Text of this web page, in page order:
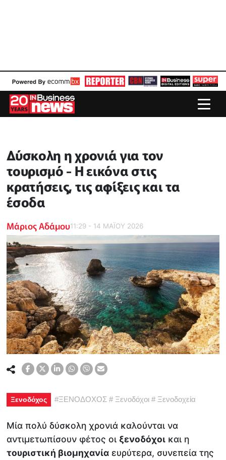
Δύσκολη η χρονιά για τον
τουρισμό - Η εικόνα στις
κρατήσεις, τις αφίξεις και τα
έσοδα
Μάριος Αδάμου11:29 - 14 ΜΑΪ́ΟΥ 2026
Ξενοδόχος #ΞΕΝΟΔΟΧΟΣ # Ξενοδόχοι # Ξενοδοχεία
Μία πολύ δύσκολη χρονιά καλούνται να
αντιμετωπίσουν φέτος οι ξενοδόχοι και η
τουριστική βιομηχανία ευρύτερα, συνεπεία της